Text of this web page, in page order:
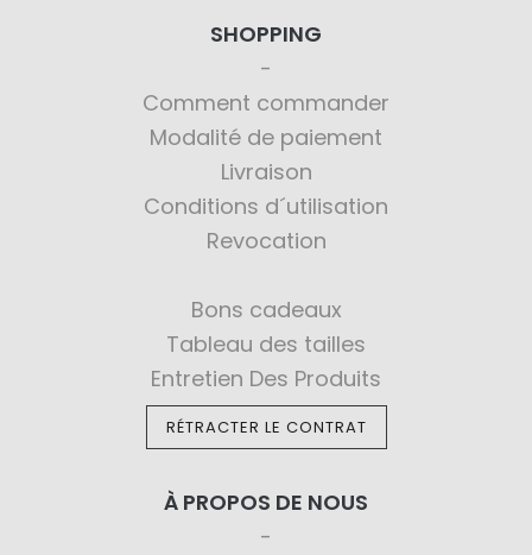
SHOPPING
Comment commander
Modalité de paiement
Livraison
Conditions d´utilisation
Revocation
Bons cadeaux
Tableau des tailles
Entretien Des Produits
RÉTRACTER LE CONTRAT
À PROPOS DE NOUS